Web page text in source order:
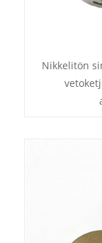
Nikkelitön